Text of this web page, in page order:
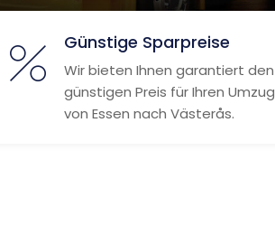
Günstige Sparpreise
Wir bieten Ihnen garantiert den
günstigen Preis für Ihren Umzug
von Essen nach Västerås.